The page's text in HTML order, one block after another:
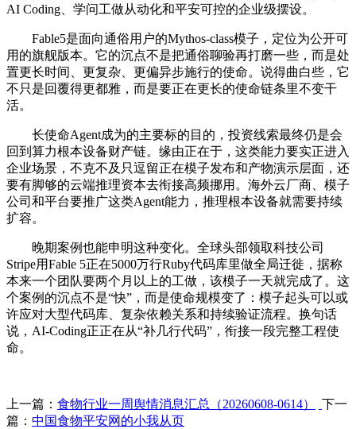
AI Coding、学问工做从动化和平安可控的企业级摆设。
Fable5是面向通俗用户的Mythos-class模子，定位为公开可
用的旗舰版本。它的沉点不是把通俗聊验再打磨一些，而是处
置更长时间、更复杂、更偏异步施行的使命。说得曲白些，它
不只是回覆得更都雅，而是要正在更长的使命链条里不变干
活。
长使命Agent成为的主要标的目的，投资线索最终仍是会
回到算力根本设备财产链。缘由正在于，这类能力要实正进入
企业场景，不克不及只逗留正在模子发布和产物演示层面，还
要有脚够的云端推理资本去衔接高频挪用。海外云厂商、模子
公司和平台要推广这类Agent能力，推理根本设备就需要持续
扩容。
晚期案例也能申明这种变化。全球头部领取科技公司
Stripe用Fable 5正在5000万行Ruby代码库里做全局迁徙，据称
本来一个团队要两个月以上的工做，该模子一天就完成了。这
个案例的沉点不是“快”，而是使命规模变了：模子起头可以或
许应对大型代码库、复杂依赖关系和持续验证流程。换句话
说，AI-Coding正正在从“补几行代码”，衔接一段完整工程使
命。
上一篇： 食物行业一周舆情消息汇总（20260608-0614）
下一
篇： 中国食物平安网的小我从页